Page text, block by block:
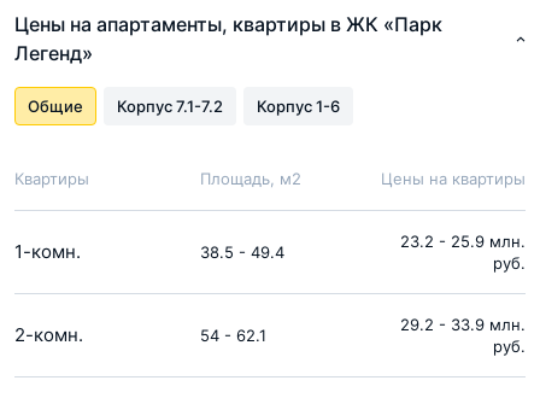
Цены на апартаменты, квартиры в ЖК «Парк
Легенд»
Общие Корпус 7.1-7.2 Корпус 1-6
Квартиры Площадь, м2 Цены на квартиры
1-комн. 38.5 - 49.4
23.2 - 25.9 млн.
руб.
2-комн. 54 - 62.1
29.2 - 33.9 млн.
руб.